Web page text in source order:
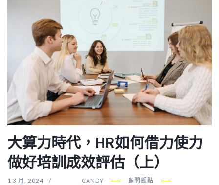
大算力時代，HR如何借力使力
做好培訓成效評估（上）
1 3 月, 2024 CANDY
顧問觀點